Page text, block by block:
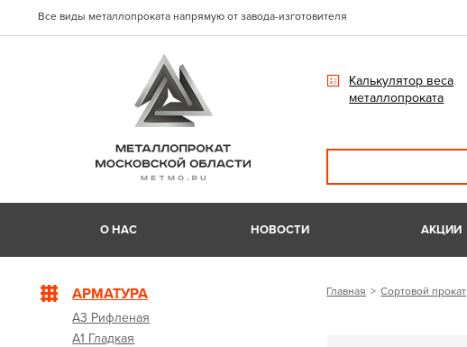
Все виды металлопроката напрямую от завода-изготовителя
Калькулятор веса
металлопроката
О НАС НОВОСТИ АКЦИИ
АРМАТУРА
А3 Рифленая
А1 Гладкая
Главная Сортовой прокат